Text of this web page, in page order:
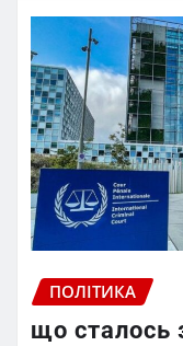
ПОЛІТИКА
що сталось